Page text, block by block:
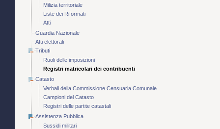
Milizia territoriale
Liste dei Riformati
Atti
Guardia Nazionale
Atti elettorali
Tributi
Ruoli delle imposizioni
Registri matricolari dei contribuenti
Catasto
Verbali della Commissione Censuaria Comunale
Campioni del Catasto
Registri delle partite catastali
Assistenza Pubblica
Sussidi militari